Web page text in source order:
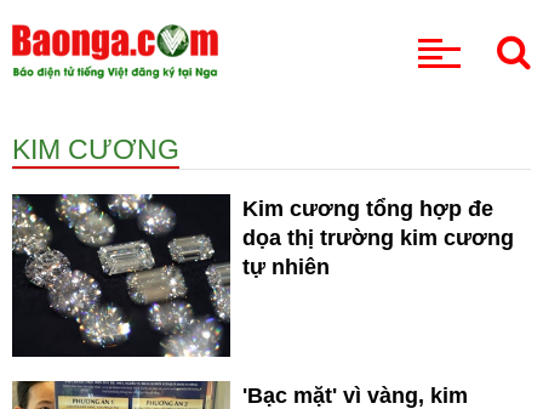
KIM CƯƠNG
Kim cương tổng hợp đe
dọa thị trường kim cương
tự nhiên
'Bạc mặt' vì vàng, kim